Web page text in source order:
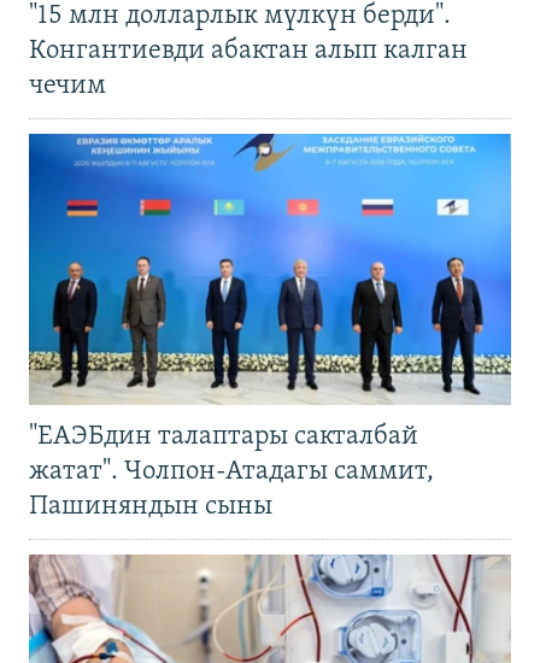
"15 млн долларлык мүлкүн берди".
Конгантиевди абактан алып калган
чечим
"ЕАЭБдин талаптары сакталбай
жатат". Чолпон-Атадагы саммит,
Пашиняндын сыны